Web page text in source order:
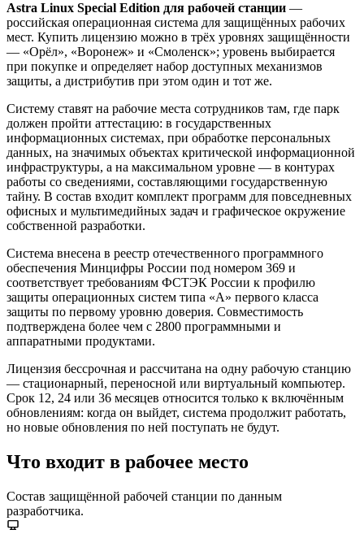
Astra Linux Special Edition для рабочей станции —
российская операционная система для защищённых рабочих
мест. Купить лицензию можно в трёх уровнях защищённости
— «Орёл», «Воронеж» и «Смоленск»; уровень выбирается
при покупке и определяет набор доступных механизмов
защиты, а дистрибутив при этом один и тот же.
Систему ставят на рабочие места сотрудников там, где парк
должен пройти аттестацию: в государственных
информационных системах, при обработке персональных
данных, на значимых объектах критической информационной
инфраструктуры, а на максимальном уровне — в контурах
работы со сведениями, составляющими государственную
тайну. В состав входит комплект программ для повседневных
офисных и мультимедийных задач и графическое окружение
собственной разработки.
Система внесена в реестр отечественного программного
обеспечения Минцифры России под номером 369 и
соответствует требованиям ФСТЭК России к профилю
защиты операционных систем типа «А» первого класса
защиты по первому уровню доверия. Совместимость
подтверждена более чем с 2800 программными и
аппаратными продуктами.
Лицензия бессрочная и рассчитана на одну рабочую станцию
— стационарный, переносной или виртуальный компьютер.
Срок 12, 24 или 36 месяцев относится только к включённым
обновлениям: когда он выйдет, система продолжит работать,
но новые обновления по ней поступать не будут.
Что входит в рабочее место
Состав защищённой рабочей станции по данным
разработчика.